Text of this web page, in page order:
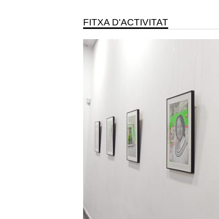
FITXA D'ACTIVITAT